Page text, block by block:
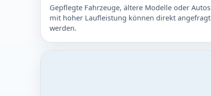
Gepflegte Fahrzeuge, ältere Modelle oder Autos
mit hoher Laufleistung können direkt angefragt
werden.